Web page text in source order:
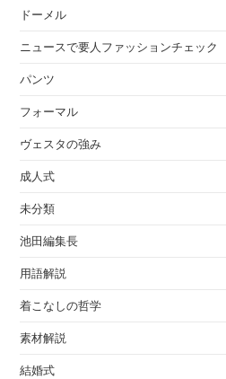
ドーメル
ニュースで要人ファッションチェック
パンツ
フォーマル
ヴェスタの強み
成人式
未分類
池田編集長
用語解説
着こなしの哲学
素材解説
結婚式